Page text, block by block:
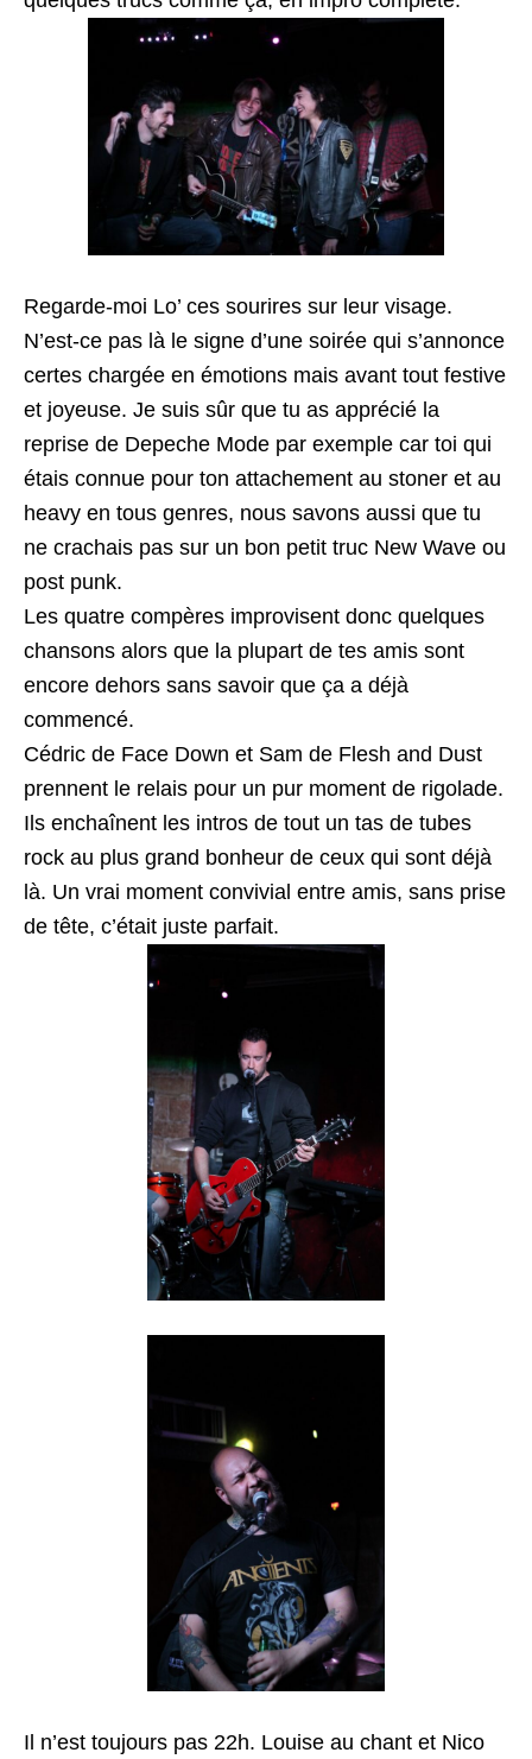
Regarde-moi Lo’ ces sourires sur leur visage.
N’est-ce pas là le signe d’une soirée qui s’annonce
certes chargée en émotions mais avant tout festive
et joyeuse. Je suis sûr que tu as apprécié la
reprise de Depeche Mode par exemple car toi qui
étais connue pour ton attachement au stoner et au
heavy en tous genres, nous savons aussi que tu
ne crachais pas sur un bon petit truc New Wave ou
post punk.
Les quatre compères improvisent donc quelques
chansons alors que la plupart de tes amis sont
encore dehors sans savoir que ça a déjà
commencé.
Cédric de Face Down et Sam de Flesh and Dust
prennent le relais pour un pur moment de rigolade.
Ils enchaînent les intros de tout un tas de tubes
rock au plus grand bonheur de ceux qui sont déjà
là. Un vrai moment convivial entre amis, sans prise
de tête, c’était juste parfait.
Il n’est toujours pas 22h. Louise au chant et Nico